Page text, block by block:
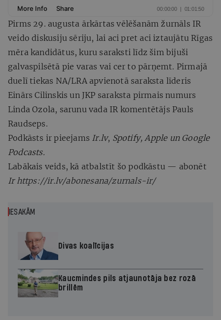
Pirms 29. augusta ārkārtas vēlēšanām žurnāls IR
veido diskusiju sēriju, lai aci pret aci iztaujātu Rīgas
mēra kandidātus, kuru saraksti līdz šim bijuši
galvaspilsētā pie varas vai cer to pārņemt. Pirmajā
duelī tiekas NA/LRA apvienotā saraksta līderis
Einārs Cilinskis un JKP saraksta pirmais numurs
Linda Ozola, sarunu vada IR komentētājs Pauls
Raudseps.
Podkāsts ir pieejams Ir.lv, Spotify, Apple un Google
Podcasts.
Labākais veids, kā atbalstīt šo podkāstu — abonēt
Ir https://ir.lv/abonesana/zurnals-ir/
IESAKĀM
Divas koalīcijas
Kaucmindes pils atjaunotāja bez rozā
brillēm